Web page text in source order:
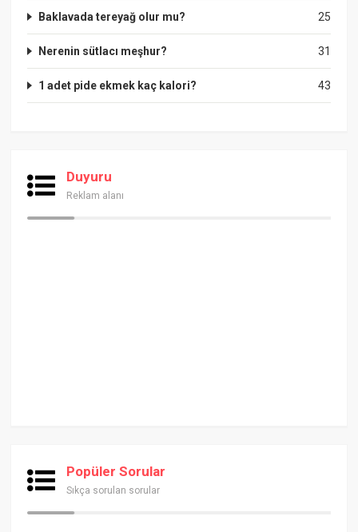
25
Baklavada tereyağ olur mu?
31
Nerenin sütlacı meşhur?
43
1 adet pide ekmek kaç kalori?
Duyuru
Reklam alanı
Popüler Sorular
Sıkça sorulan sorular